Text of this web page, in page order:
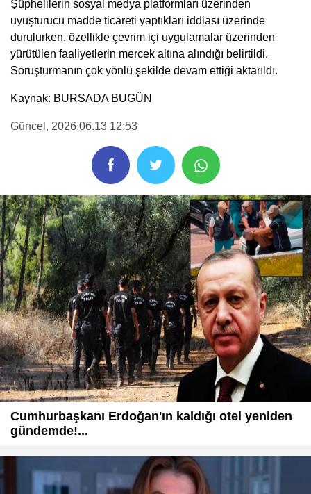
Şüphelilerin sosyal medya platformları üzerinden
uyuşturucu madde ticareti yaptıkları iddiası üzerinde
durulurken, özellikle çevrim içi uygulamalar üzerinden
yürütülen faaliyetlerin mercek altına alındığı belirtildi.
Soruşturmanın çok yönlü şekilde devam ettiği aktarıldı.
Kaynak: BURSADA BUGÜN
Güncel , 2026.06.13 12:53
Cumhurbaşkanı Erdoğan'ın kaldığı otel yeniden
gündemde!...